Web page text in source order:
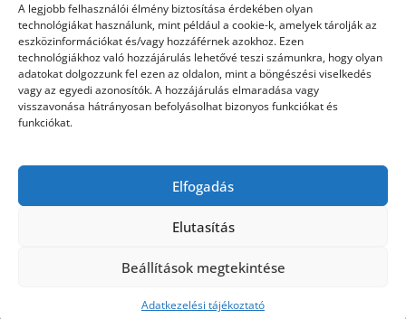
A legjobb felhasználói élmény biztosítása érdekében olyan
technológiákat használunk, mint például a cookie-k, amelyek tárolják az
eszközinformációkat és/vagy hozzáférnek azokhoz. Ezen
technológiákhoz való hozzájárulás lehetővé teszi számunkra, hogy olyan
adatokat dolgozzunk fel ezen az oldalon, mint a böngészési viselkedés
vagy az egyedi azonosítók. A hozzájárulás elmaradása vagy
visszavonása hátrányosan befolyásolhat bizonyos funkciókat és
funkciókat.
Elfogadás
Elutasítás
Beállítások megtekintése
Adatkezelési tájékoztató
Szolgáltatás
Vásárlás
Webáruházak
gin árak
Theme